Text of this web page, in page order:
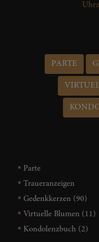
PARTE
Parte
Traueranzeigen
Gedenkkerzen (90)
Virtuelle Blumen (11)
Kondolenzbuch (2)